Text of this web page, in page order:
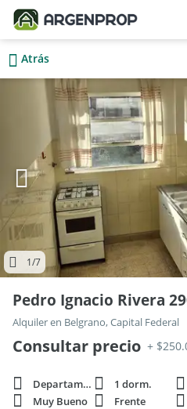
Atrás
1/7
Pedro Ignacio Rivera
Alquiler en Belgrano, Capital Federal
Consultar precio +
Departamento 1 dorm.
Muy Bueno
Frente